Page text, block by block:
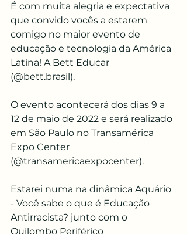
É com muita alegria e expectativa
que convido vocês a estarem
comigo no maior evento de
educação e tecnologia da América
Latina! A Bett Educar
(@bett.brasil).
O evento acontecerá dos dias 9 a
12 de maio de 2022 e será realizado
em São Paulo no Transamérica
Expo Center
(@transamericaexpocenter).
Estarei numa na dinâmica Aquário
- Você sabe o que é Educação
Antirracista? junto com o
Quilombo Periférico